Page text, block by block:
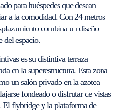
para huéspedes que desean
a la comodidad. Con 24 metros
combina un diseño
del espacio.
es su distintiva terraza
en la superestructura. Esta zona
un salón privado en la azotea
fondeado o disfrutar de vistas
El flybridge y la plataforma de